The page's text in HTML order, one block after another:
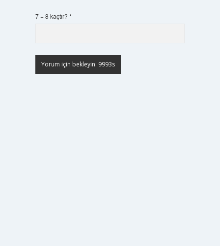
7 + 8 kaçtır? *